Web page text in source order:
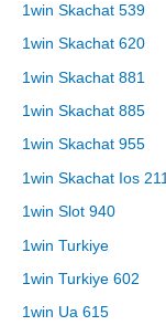
1win Skachat 539
1win Skachat 620
1win Skachat 881
1win Skachat 885
1win Skachat 955
1win Skachat Ios 211
1win Slot 940
1win Turkiye
1win Turkiye 602
1win Ua 615